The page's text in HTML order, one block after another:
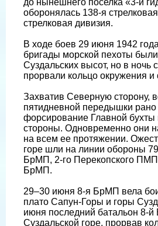
до нынешнего поселка «3-й
оборонялась 138-я
стрелковая дивизия.
В ходе боев 29 июня 1942
бригады морской пехоты
Суздальских высот, но в ночь
прорвали кольцо окружения
Захватив Северную сторону,
пятидневной передышки
форсирование Главной бухты
стороны. Одновременно они
на всем ее протяжении.
горе шли на линии обороны
БрМП, 2-го Перекопского
БрМП.
29–30 июня 8-я БрМП вела
плато Сапун-Горы и горы
июня последний батальон 8-
Суздальской горе, прорвав